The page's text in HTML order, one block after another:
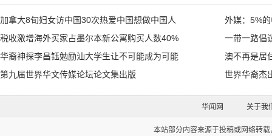
加拿大8旬妇女访中国30次热爱中国想做中国人
外媒：5%
税收激增海外买家占墨尔本新公寓购买人数40%
一带一路倡
华裔神探李昌钰勉励汕大学生让不可能成为可能
澳不再是居
第九届世界华文传媒论坛论文集出版
世界华裔杰
华闻网 关于我
本站部分内容来源于投稿或网络转